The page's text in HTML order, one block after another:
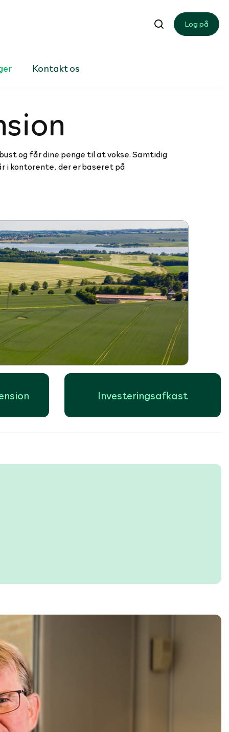
Log på
Kontakt os
og får dine penge til at vokse. Samtidig
i kontorente, der er baseret på
Investeringsafkast